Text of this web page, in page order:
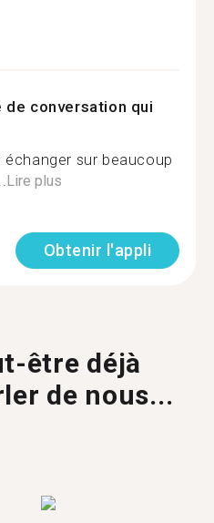
de conversation qui
échanger sur beaucoup
Lire plus
Obtenir l'appli
être déjà
de nous...